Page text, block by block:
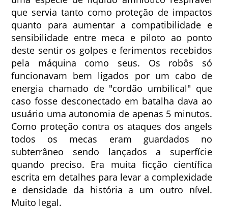
que servia tanto como proteção de impactos
quanto para aumentar a compatibilidade e
sensibilidade entre meca e piloto ao ponto
deste sentir os golpes e ferimentos recebidos
pela máquina como seus. Os robôs só
funcionavam bem ligados por um cabo de
energia chamado de "cordão umbilical" que
caso fosse desconectado em batalha dava ao
usuário uma autonomia de apenas 5 minutos.
Como proteção contra os ataques dos angels
todos os mecas eram guardados no
subterrâneo sendo lançados a superfície
quando preciso. Era muita ficção científica
escrita em detalhes para levar a complexidade
e densidade da história a um outro nível.
Muito legal.